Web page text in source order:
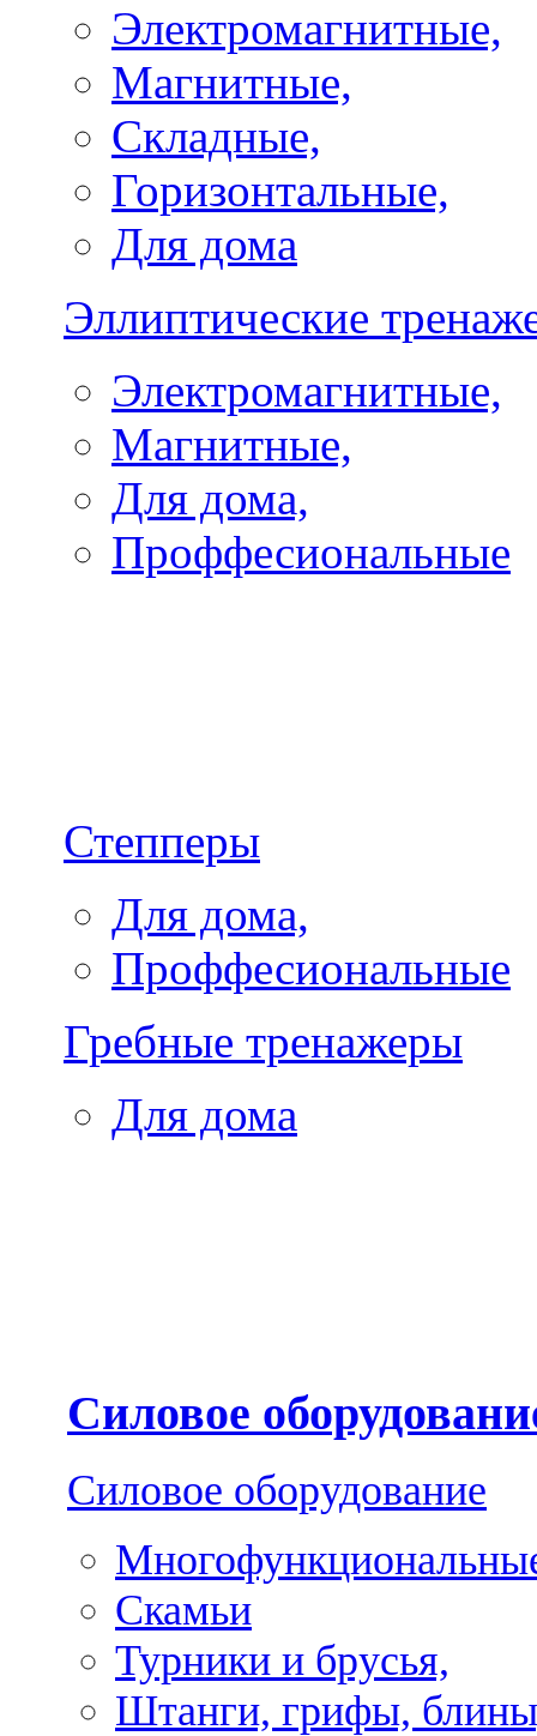
Электромагнитные,
Магнитные,
Складные,
Горизонтальные,
Для дома
Эллиптические
Электромагнитные,
Магнитные,
Для дома,
Проффесиональные
Степперы
Для дома,
Проффесиональные
Гребные тренажеры
Для дома
Силовое
Силовое оборудование
Скамьи
Турники и брусья,
Штанги, грифы,